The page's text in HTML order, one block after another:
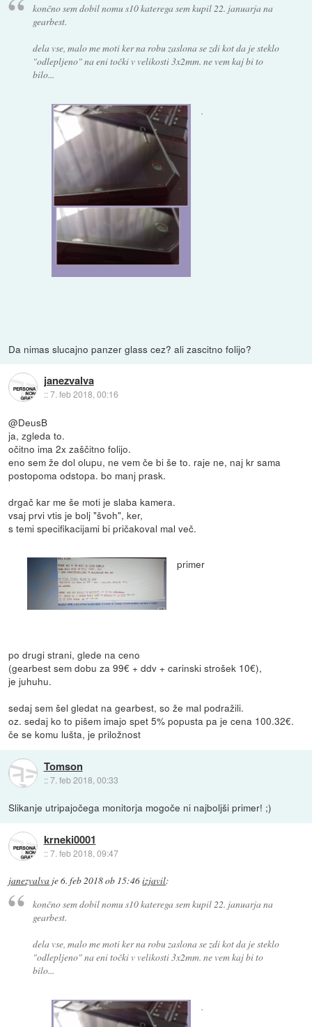
končno sem dobil nomu s10 katerega sem kupil 22. januarja na
gearbest.
dela vse, malo me moti ker na robu zaslona se zdi kot da je steklo
"odlepljeno" na eni točki v velikosti 3x2mm. ne vem kaj bi to
bilo...
.
Da nimas slucajno panzer glass cez? ali zascitno folijo?
janezvalva
::7. feb 2018, 00:16
@DeusB
ja, zgleda to.
očitno ima 2x zaščitno folijo.
eno sem že dol olupu, ne vem če bi še to. raje ne, naj kr sama
postopoma odstopa. bo manj prask.
drgač kar me še moti je slaba kamera.
vsaj prvi vtis je bolj "švoh", ker,
s temi specifikacijami bi pričakoval mal več.
primer
po drugi strani, glede na ceno
(gearbest sem dobu za 99€ + ddv + carinski strošek 10€),
je juhuhu.
sedaj sem šel gledat na gearbest, so že mal podražili.
oz. sedaj ko to pišem imajo spet 5% popusta pa je cena 100.32€.
če se komu lušta, je priložnost
Tomson
::7. feb 2018, 00:33
Slikanje utripajočega monitorja mogoče ni najboljši primer! ;)
krneki0001
::7. feb 2018, 09:47
janezvalva je6. feb 2018 ob 15:46izjavil:
končno sem dobil nomu s10 katerega sem kupil 22. januarja na
gearbest.
dela vse, malo me moti ker na robu zaslona se zdi kot da je steklo
"odlepljeno" na eni točki v velikosti 3x2mm. ne vem kaj bi to
bilo...
.